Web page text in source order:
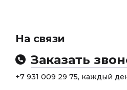
На связи
Заказать
+7 931 009 29 75, каждый